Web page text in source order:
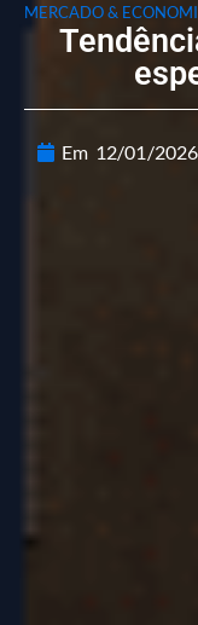
MERCADO &
Em 12/01/2026